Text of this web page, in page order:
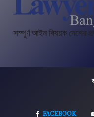
FACEBOOK